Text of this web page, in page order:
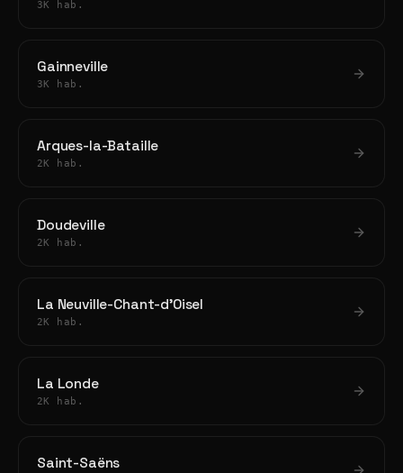
3K hab.
Gainneville
3K hab.
Arques-la-Bataille
2K hab.
Doudeville
2K hab.
La Neuville-Chant-d'Oisel
2K hab.
La Londe
2K hab.
Saint-Saëns